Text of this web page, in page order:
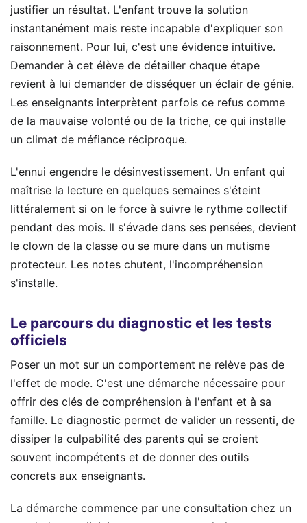
justifier un résultat. L'enfant trouve la solution
instantanément mais reste incapable d'expliquer son
raisonnement. Pour lui, c'est une évidence intuitive.
Demander à cet élève de détailler chaque étape
revient à lui demander de disséquer un éclair de génie.
Les enseignants interprètent parfois ce refus comme
de la mauvaise volonté ou de la triche, ce qui installe
un climat de méfiance réciproque.
L'ennui engendre le désinvestissement. Un enfant qui
maîtrise la lecture en quelques semaines s'éteint
littéralement si on le force à suivre le rythme collectif
pendant des mois. Il s'évade dans ses pensées, devient
le clown de la classe ou se mure dans un mutisme
protecteur. Les notes chutent, l'incompréhension
s'installe.
Le parcours du diagnostic et les tests
officiels
Poser un mot sur un comportement ne relève pas de
l'effet de mode. C'est une démarche nécessaire pour
offrir des clés de compréhension à l'enfant et à sa
famille. Le diagnostic permet de valider un ressenti, de
dissiper la culpabilité des parents qui se croient
souvent incompétents et de donner des outils
concrets aux enseignants.
La démarche commence par une consultation chez un